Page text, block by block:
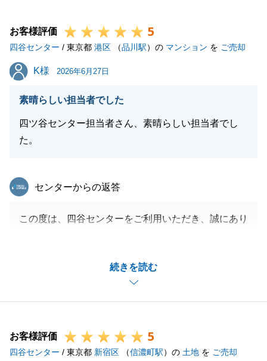
ます。
また何か不動産に関してお困り事や、周囲でお悩みの
方がいらっしゃいましたら、いつでもお気軽にお声が
けいただけますと幸いです。
今後ともよろしくお願い申し上げます。
お客様評価 5
四谷センター / 東京都 港区 （品川駅）の マンション を ご売却
K様
K様 2026年6月27日
素晴らしい担当者でした
四ツ谷センター担当者さん、素晴らしい担当者でし
た。
続きを読む
東急リバブル
センターからの返答
この度は、四谷センターをご利用いただき、誠にあり
ーズに進めることができました。
重ねて御礼申し上げます。
何かご相談等ございましたら、いつでもお気軽にご連
今後とも、末永いお付き合いを宜しくお願いいたしま
す。
お客様評価 5
四谷センター / 東京都 新宿区 （信濃町駅）の 土地 を ご売却